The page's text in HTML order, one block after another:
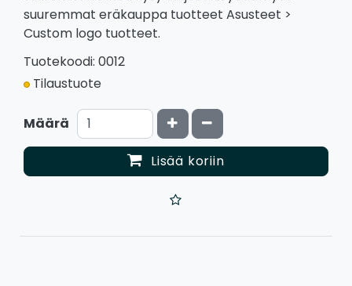
suuremmat eräkauppa tuotteet Asusteet >
Custom logo tuotteet.
Tuotekoodi: 0012
Tilaustuote
Määrä Kasvata määrää
Vähennä määrää
Lisää koriin